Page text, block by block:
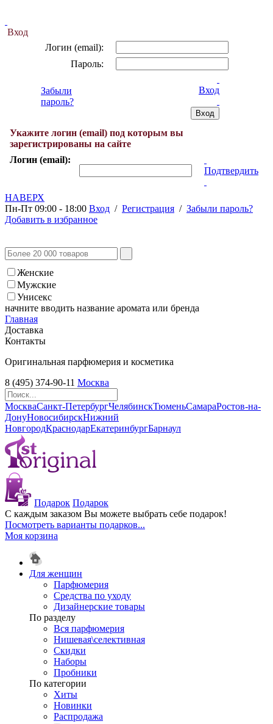
Вход
Логин (email):
Пароль:
Забыли
пароль?
Вход
Укажите логин (email) под которым вы
зарегистрированы на сайте
Логин (email):
Подтвердить
НАВЕРХ
Пн-Пт 09:00 - 18:00 Вход / Регистрация / Забыли пароль?
Добавить в избранное
Женские
Мужские
Унисекс
начните вводить название аромата или бренда
Главная
Доставка
Контакты
Оригинальная парфюмерия и косметика
8 (495) 374-90-11 Москва
МоскваСанкт-ПетербургЧелябинскТюменьСамараРостов-на-
ДонуНовосибирскНижний
НовгородКраснодарЕкатеринбургБарнаул
Подарок Подарок
С каждым заказом Вы можете выбрать себе подарок!
Посмотреть варианты подарков...
Моя корзина
Для женщин
Парфюмерия
Средства по уходу
Дизайнерские товары
По разделу
Вся парфюмерия
Нишевая\селективная
Скидки
Наборы
Пробники
По категории
Хиты
Новинки
Распродажа